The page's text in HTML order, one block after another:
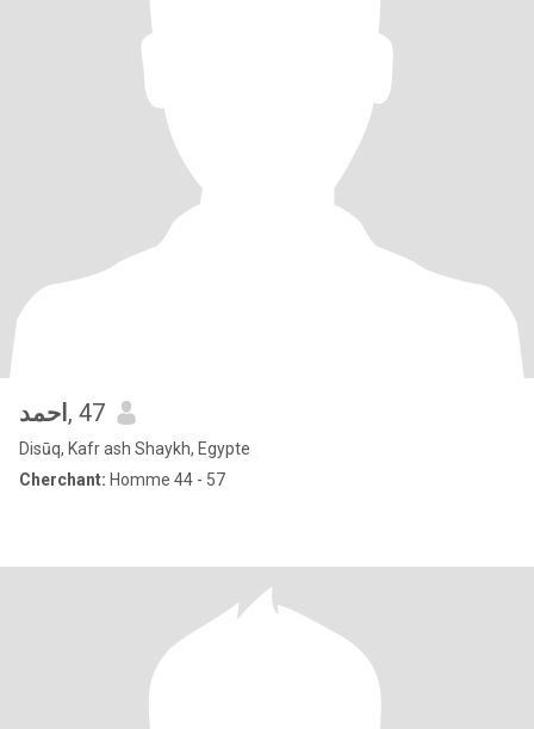
احمد , 47
Disūq, Kafr ash Shaykh, Egypte
Cherchant: Homme 44 - 57